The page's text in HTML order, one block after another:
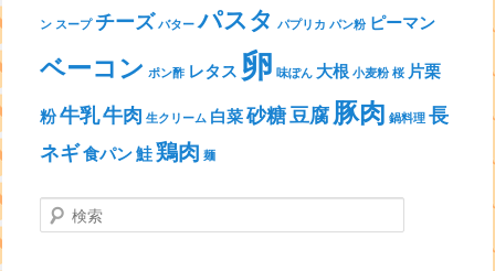
ン スープ チーズ バター パスタ パプリカ パン粉 ピーマン
ベーコン ポン酢 レタス 卵 味ぽん 大根 小麦粉 桜 片栗
粉牛乳牛肉 生クリーム 白菜砂糖豆腐豚肉 鍋料理 長
ネギ食パン鮭鶏肉 麺
検索